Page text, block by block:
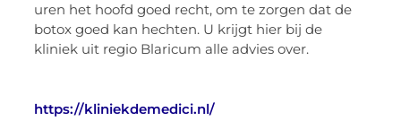
uren het hoofd goed recht, om te zorgen dat de
botox goed kan hechten. U krijgt hier bij de
kliniek uit regio Blaricum alle advies over.
https://kliniekdemedici.nl/